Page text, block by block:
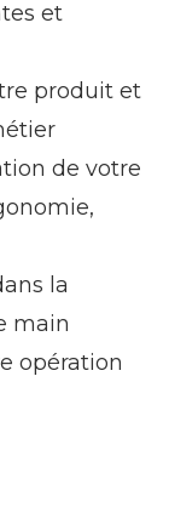
et
produit et
de votre
la
main
opération